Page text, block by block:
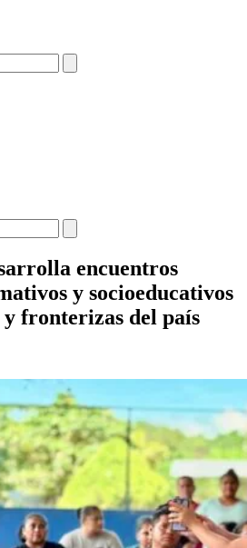
encuentros
y socioeducativos
y fronterizas del país